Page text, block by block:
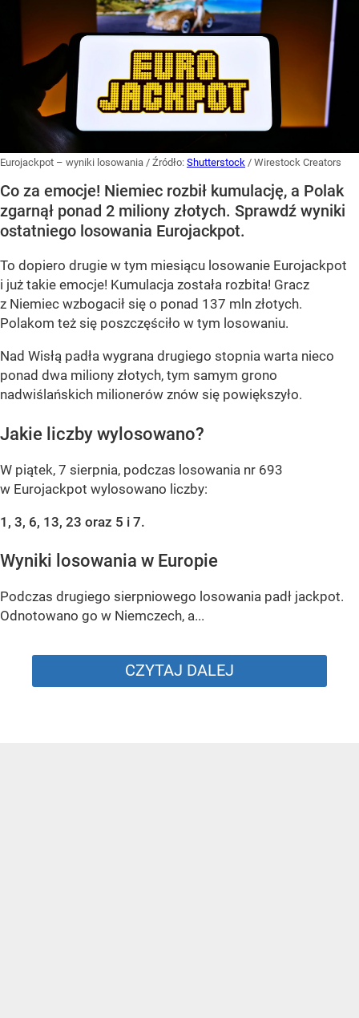
Eurojackpot – wyniki losowania / Źródło: Shutterstock / Wirestock Creators
Co za emocje! Niemiec rozbił kumulację, a Polak
zgarnął ponad 2 miliony złotych. Sprawdź wyniki
ostatniego losowania Eurojackpot.
To dopiero drugie w tym miesiącu losowanie Eurojackpot
i już takie emocje! Kumulacja została rozbita! Gracz
z Niemiec wzbogacił się o ponad 137 mln złotych.
Polakom też się poszczęściło w tym losowaniu.
Nad Wisłą padła wygrana drugiego stopnia warta nieco
ponad dwa miliony złotych, tym samym grono
nadwiślańskich milionerów znów się powiększyło.
Jakie liczby wylosowano?
W piątek, 7 sierpnia, podczas losowania nr 693
w Eurojackpot wylosowano liczby:
1, 3, 6, 13, 23 oraz 5 i 7.
Wyniki losowania w Europie
Podczas drugiego sierpniowego losowania padł jackpot.
Odnotowano go w Niemczech, a...
CZYTAJ DALEJ